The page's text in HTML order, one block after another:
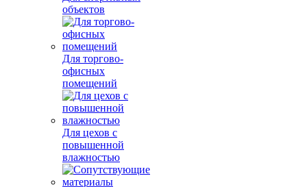
объектов
Для торгово-
офисных
помещений
Для цехов с
повышенной
влажностью